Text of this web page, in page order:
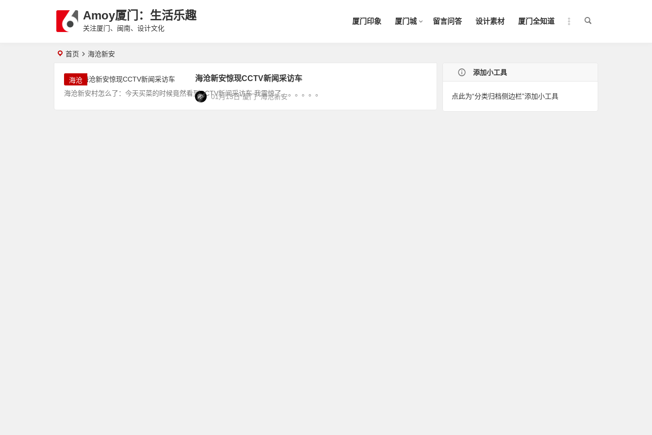
Amoy厦门：生活乐趣
关注厦门、闽南、设计文化
厦门印象 厦门城 留言问答 设计素材 厦门全知道
首页 海沧新安
海沧 海沧新安惊现CCTV新闻采访车
海沧新安村怎么了：今天买菜的时候竟然看到CCTV新闻采访车 我震惊了。。。。。。
01月13日 厦门 海沧新安
添加小工具
点此为“分类归档侧边栏”添加小工具